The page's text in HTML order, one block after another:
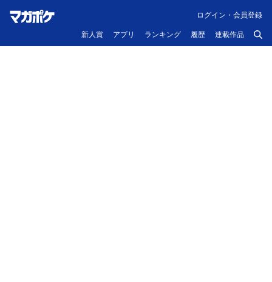
新人賞 アプリ ランキング 履歴 連載作品
ログイン・会員登録